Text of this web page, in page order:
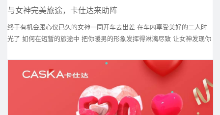
与女神完美旅途，卡仕达来助阵
终于有机会跟心仪已久的女神一同开车去出差 在车内享受美好的二人时
光了 如何在短暂的旅途中 把你暖男的形象发挥得淋漓尽致 让女神发现你